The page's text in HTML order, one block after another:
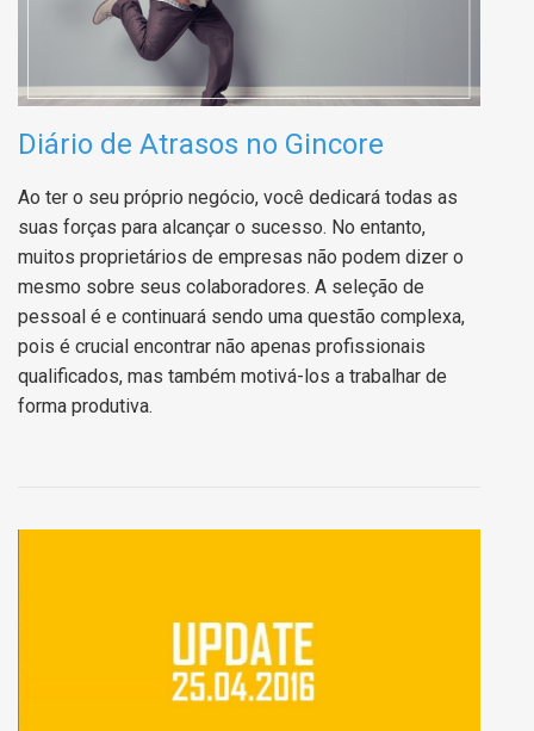
Diário de Atrasos no Gincore
Ao ter o seu próprio negócio, você dedicará todas as
suas forças para alcançar o sucesso. No entanto,
muitos proprietários de empresas não podem dizer o
mesmo sobre seus colaboradores. A seleção de
pessoal é e continuará sendo uma questão complexa,
pois é crucial encontrar não apenas profissionais
qualificados, mas também motivá-los a trabalhar de
forma produtiva.